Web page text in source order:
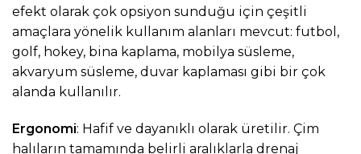
efekt olarak çok opsiyon sunduğu için çeşitli
amaçlara yönelik kullanım alanları mevcut: futbol,
golf, hokey, bina kaplama, mobilya süsleme,
akvaryum süsleme, duvar kaplaması gibi bir çok
alanda kullanılır.
Ergonomi: Hafif ve dayanıklı olarak üretilir. Çim
halıların tamamında belirli aralıklarla drenaj